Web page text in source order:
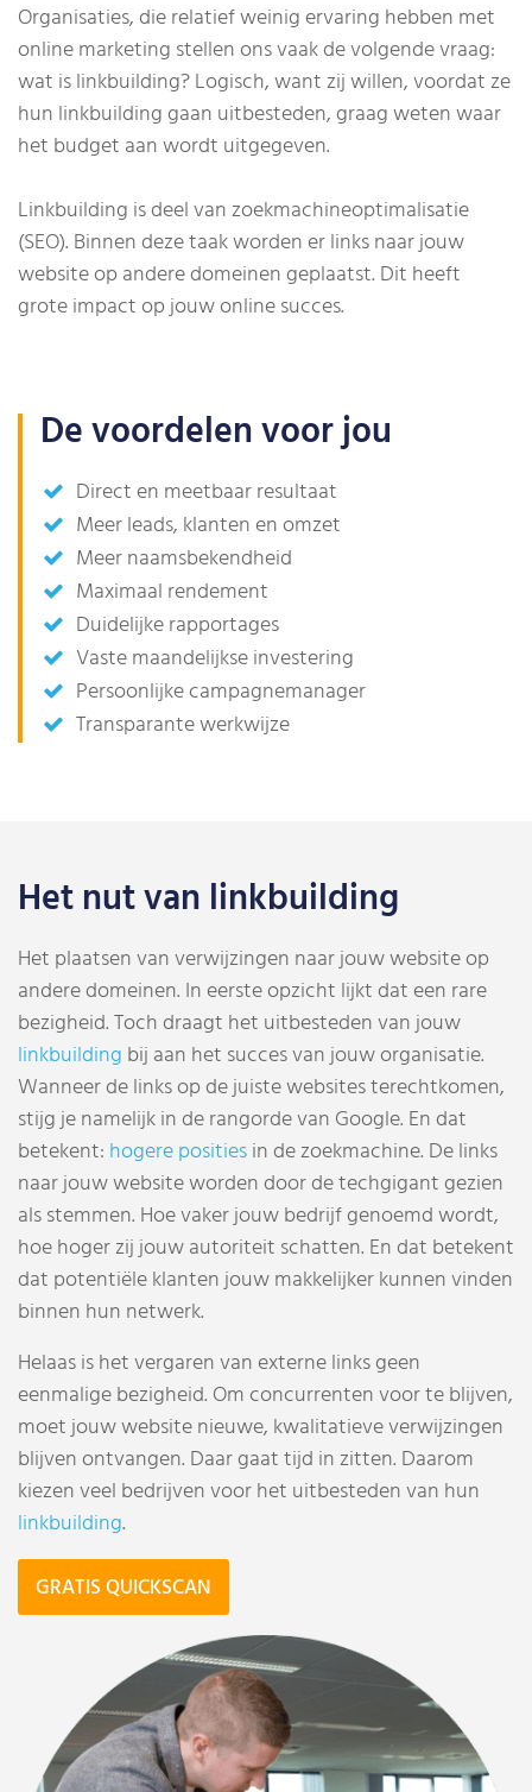
Organisaties, die relatief weinig ervaring hebben met
online marketing stellen ons vaak de volgende vraag:
wat is linkbuilding? Logisch, want zij willen, voordat ze
hun linkbuilding gaan uitbesteden, graag weten waar
het budget aan wordt uitgegeven.
Linkbuilding is deel van zoekmachineoptimalisatie
(SEO). Binnen deze taak worden er links naar jouw
website op andere domeinen geplaatst. Dit heeft
grote impact op jouw online succes.
De voordelen voor jou
Direct en meetbaar resultaat
Meer leads, klanten en omzet
Meer naamsbekendheid
Maximaal rendement
Duidelijke rapportages
Vaste maandelijkse investering
Persoonlijke campagnemanager
Transparante werkwijze
Het nut van linkbuilding
Het plaatsen van verwijzingen naar jouw website op
andere domeinen. In eerste opzicht lijkt dat een rare
bezigheid. Toch draagt het uitbesteden van jouw
linkbuilding bij aan het succes van jouw organisatie.
Wanneer de links op de juiste websites terechtkomen,
stijg je namelijk in de rangorde van Google. En dat
betekent: hogere positiesin de zoekmachine. De links
naar jouw website worden door de techgigant gezien
als stemmen. Hoe vaker jouw bedrijf genoemd wordt,
hoe hoger zij jouw autoriteit schatten. En dat betekent
dat potentiële klanten jouw makkelijker kunnen vinden
binnen hun netwerk.
Helaas is het vergaren van externe links geen
eenmalige bezigheid. Om concurrenten voor te blijven,
moet jouw website nieuwe, kwalitatieve verwijzingen
blijven ontvangen. Daar gaat tijd in zitten. Daarom
kiezen veel bedrijven voor het uitbesteden van hun
linkbuilding.
GRATIS QUICKSCAN